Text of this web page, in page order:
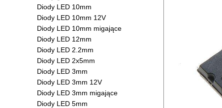
Diody LED 10mm
Diody LED 10mm 12V
Diody LED 10mm migające
Diody LED 12mm
Diody LED 2.2mm
Diody LED 2x5mm
Diody LED 3mm
Diody LED 3mm 12V
Diody LED 3mm migające
Diody LED 5mm